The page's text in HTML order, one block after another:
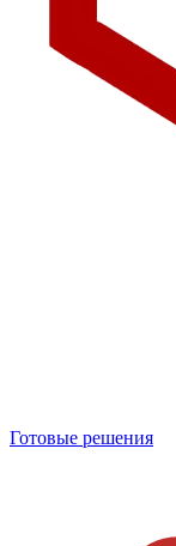
Готовые решения